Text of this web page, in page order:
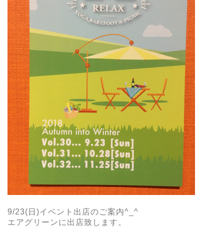
9/23(日)イベント出店のご案内^_^
エアグリーンに出店致します。